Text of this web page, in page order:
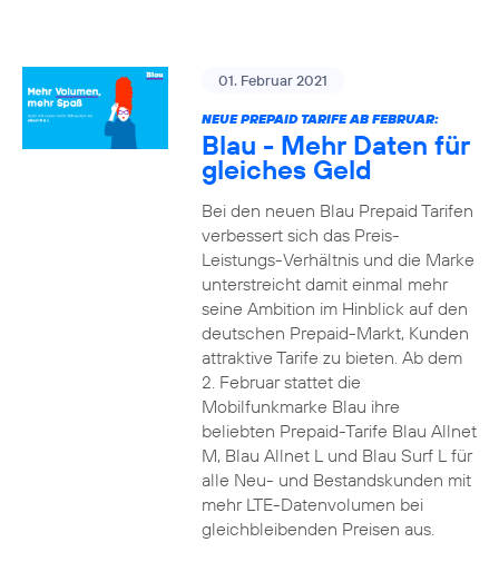
01. Februar 2021
NEUE PREPAID TARIFE AB FEBRUAR:
Blau - Mehr Daten für
gleiches Geld
Bei den neuen Blau Prepaid Tarifen
verbessert sich das Preis-
Leistungs-Verhältnis und die Marke
unterstreicht damit einmal mehr
seine Ambition im Hinblick auf den
deutschen Prepaid-Markt, Kunden
attraktive Tarife zu bieten. Ab dem
2. Februar stattet die
Mobilfunkmarke Blau ihre
beliebten Prepaid-Tarife Blau Allnet
M, Blau Allnet L und Blau Surf L für
alle Neu- und Bestandskunden mit
mehr LTE-Datenvolumen bei
gleichbleibenden Preisen aus.